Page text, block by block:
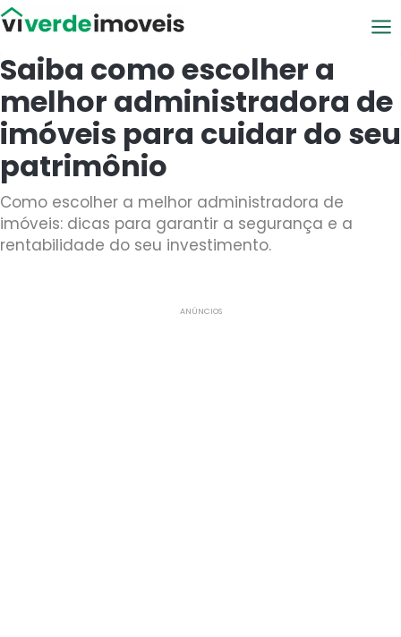
Viver de Imóveis
Saiba como escolher a
melhor administradora de
imóveis para cuidar do seu
patrimônio
Como escolher a melhor administradora de
imóveis: dicas para garantir a segurança e a
rentabilidade do seu investimento.
ANÚNCIOS